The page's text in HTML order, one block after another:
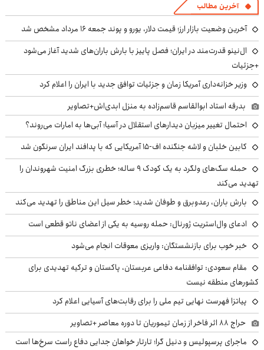
آخرین مطالب
آخرین وضعیت بازار ارز؛ قیمت دلار، یورو و پوند جمعه ۱۶ مرداد مشخص شد
ال‌نینو قدرت‌مند در ایران؛ فصل پاییز با بارش باران‌های شدید آغاز می‌شود
+جزئیات
وزیر خزانه‌داری آمریکا زمان و جزئیات توافق جدید با ایران را اعلام کرد
بدرقه استاد ابوالقاسم قاسم‌زاده به منزل ابدی‌اش+تصاویر
احتمال تغییر میزبان دیدارهای استقلال در آسیا؛ آبی‌ها به امارات می‌روند؟
کابین خلبان و لاشه جنگنده اف-۱۵ آمریکایی که با پدافند ایران سرنگون شد
حمله سگ‌های ولگرد به یک کودک ۹ ساله؛ خطری بزرگ امنیت شهروندان را
تهدید می‌کند
بارش باران، رعدوبرق و طوفان شدید؛ خطر سیل این مناطق را تهدید می‌کند
ادعای وال‌استریت ژورنال: حمله روسیه به یکی از اعضای ناتو قطعی است
خبر خوب برای بازنشستگان: واریزی معوقات انجام می‌شود
مقام سعودی: توافقنامه دفاعی عربستان، پاکستان و ترکیه تهدیدی برای
کشورهای منطقه نیست
پیاتزا فهرست نهایی تیم ملی را برای رقابت‌های آسیایی اعلام کرد
حراج ۸۸ اثر فاخر از زمان تیموریان تا دوره معاصر +تصاویر
ماجرای پرسپولیس و دنیل گرا؛ تارتار خواهان جدایی دفاع راست سرخ‌ها است